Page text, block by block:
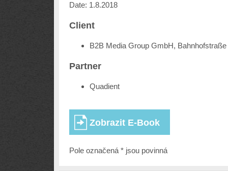
Date: 1.8.2018
Client
B2B Media Group GmbH,
Partner
Quadient
Pole označená * jsou povinná